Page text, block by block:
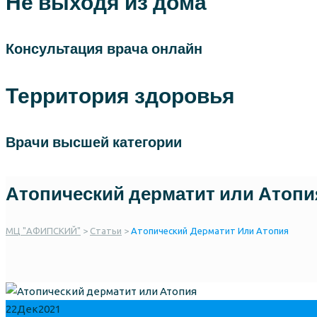
Консультация врача онлайн
Территория здоровья
Врачи высшей категории
Атопический дерматит или
МЦ "АФИПСКИЙ" > Статьи > Атопический Дерматит Или Атопия
22Дек2021